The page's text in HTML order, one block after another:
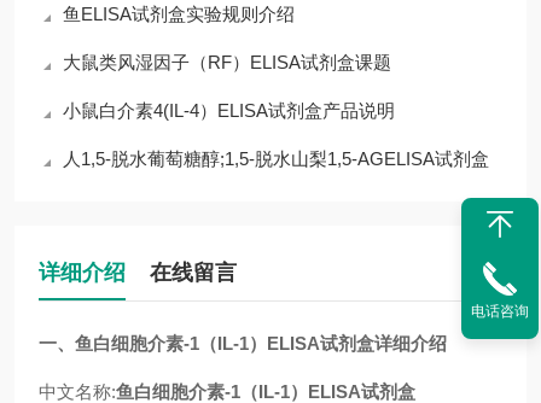
鱼ELISA试剂盒实验规则介绍
大鼠类风湿因子（RF）ELISA试剂盒课题
小鼠白介素4(IL-4）ELISA试剂盒产品说明
人1,5-脱水葡萄糖醇;1,5-脱水山梨1,5-AGELISA试剂盒
详细介绍 在线留言
一、 鱼白细胞介素-1（IL-1）ELISA试剂盒详细介绍
中文名称:鱼白细胞介素-1（IL-1）ELISA试剂盒
电话咨询